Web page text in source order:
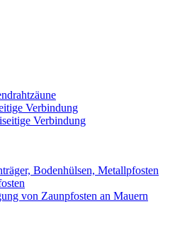
Verbindung
Verbindung
Bodenhülsen, Metallpfosten
von Zaunpfosten an Mauern